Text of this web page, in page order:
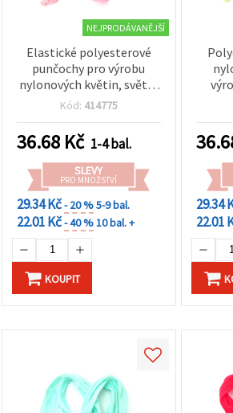
uvést své
výběrem
daného
cookies a
"Uložit"
Přijmout
vše
Nastavení
NEJPRODÁVANĚJŠÍ
Elastické polyesterové
punčochy pro výrobu
nylonových květin, světle
růžové – balení 5 ks
Kód: 414775
36.68 Kč 1-4 bal.
SLEVY
PRO MNOŽSTVÍ
29.34 Kč- 20 %5-9 bal.
22.01 Kč- 40 %10 bal. +
KOUPIT
29.34
22.01